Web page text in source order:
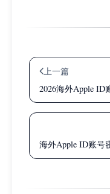
上一篇
2026海外Apple ID
海外Apple ID账号